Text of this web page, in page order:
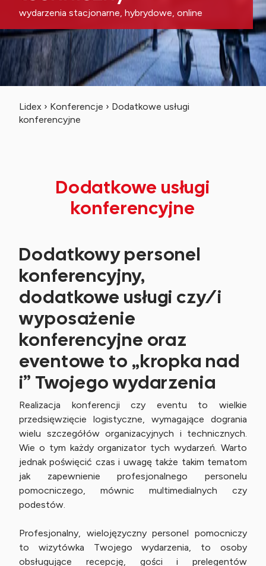
wydarzenia stacjonarne, hybrydowe, online
Lidex › Konferencje › Dodatkowe usługi
konferencyjne
Dodatkowe usługi
konferencyjne
Dodatkowy personel
konferencyjny,
dodatkowe usługi czy/i
wyposażenie
konferencyjne oraz
eventowe to „kropka nad
i” Twojego wydarzenia
Realizacja konferencji czy eventu to wielkie
przedsięwzięcie logistyczne, wymagające dogrania
wielu szczegółów organizacyjnych i technicznych.
Wie o tym każdy organizator tych wydarzeń. Warto
jednak poświęcić czas i uwagę także takim tematom
jak zapewnienie profesjonalnego personelu
pomocniczego, mównic multimedialnych czy
podestów.
Profesjonalny, wielojęzyczny personel pomocniczy
to wizytówka Twojego wydarzenia, to osoby
obsługujące recepcję, gości i prelegentów